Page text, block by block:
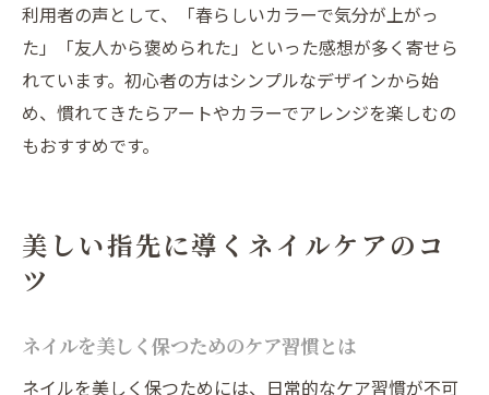
利用者の声として、「春らしいカラーで気分が上がっ
た」「友人から褒められた」といった感想が多く寄せら
れています。初心者の方はシンプルなデザインから始
め、慣れてきたらアートやカラーでアレンジを楽しむの
もおすすめです。
美しい指先に導くネイルケアのコ
ツ
ネイルを美しく保つためのケア習慣とは
ネイルを美しく保つためには、日常的なケア習慣が不可